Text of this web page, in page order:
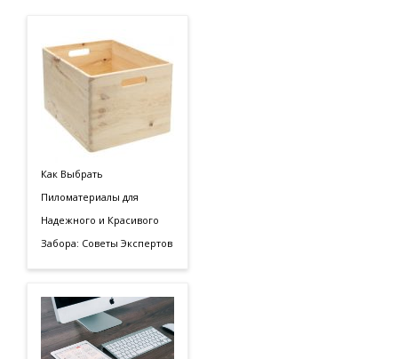
Как Выбрать
Пиломатериалы для
Надежного и Красивого
Забора: Советы Экспертов